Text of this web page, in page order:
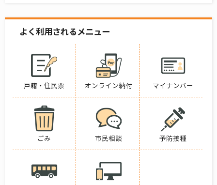
よく利用されるメニュー
戸籍・住民票 オンライン納付 マイナンバー
ごみ 市民相談 予防接種